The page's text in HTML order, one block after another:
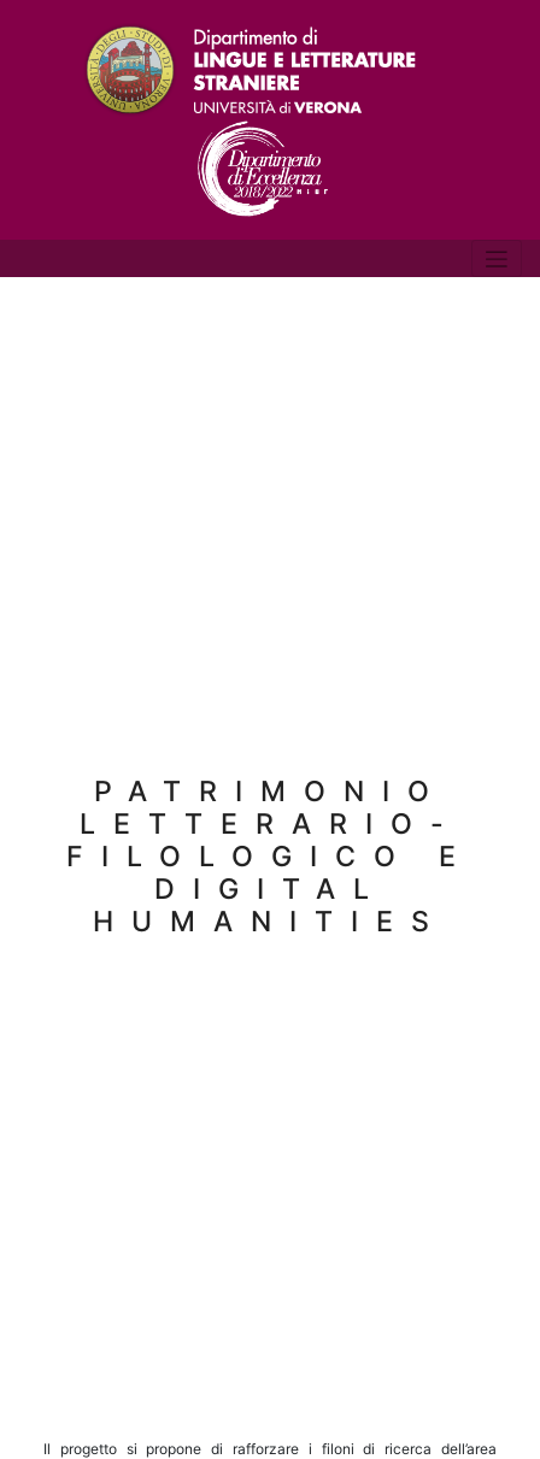
PATRIMONIO
LETTERARIO-
FILOLOGICO E
DIGITAL
HUMANITIES
Il progetto si propone di rafforzare i filoni di ricerca dell’area